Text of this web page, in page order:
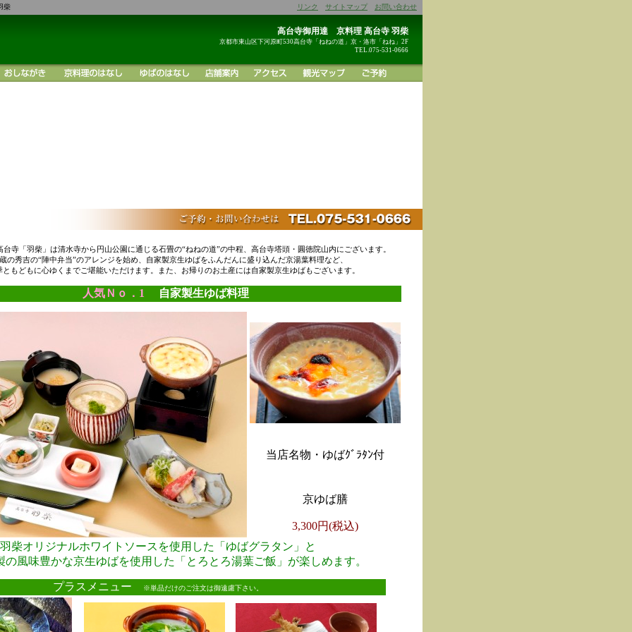
柴 リンク サイトマップ お問い合わせ
高台寺御用達 京料理 高台寺 羽柴
京都市東山区下河原町530高台寺「ねねの道」京・洛市「ねね」2F
TEL.075-531-0666
寺「羽柴」は清水寺から円山公園に通じる石畳の“ねねの道”の中程、高台寺塔頭・圓徳院山内にございます。
の秀吉の“陣中弁当”のアレンジを始め、自家製京生ゆばをふんだんに盛り込んだ京湯葉料理など、
ともどもに心ゆくまでご堪能いただけます。また、お帰りのお土産には自家製京生ゆばもございます。
人気Ｎｏ．1 自家製生ゆば料理
当店名物・ゆばｸﾞﾗﾀﾝ付
京ゆば膳
3,300円(税込)
羽柴オリジナルホワイトソースを使用した「ゆばグラタン」と
の風味豊かな京生ゆばを使用した「とろとろ湯葉ご飯」が楽しめます。
プラスメニュー ※単品だけのご注文は御遠慮下さい。